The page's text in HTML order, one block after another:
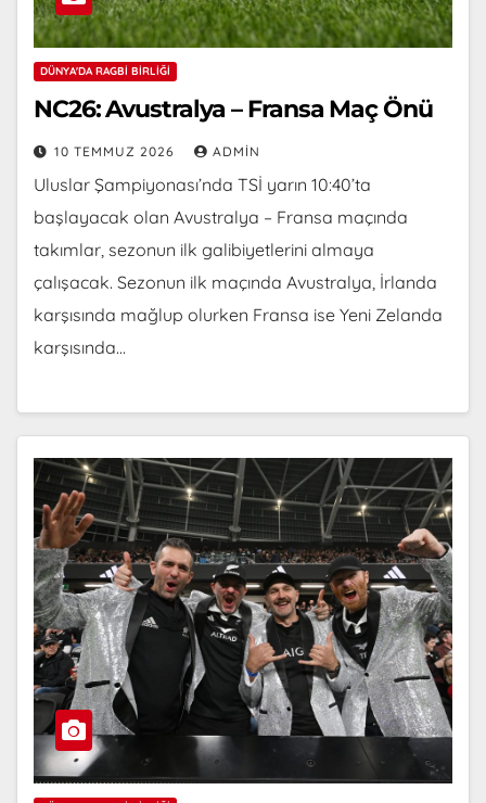
DÜNYA'DA RAGBI BIRLIĞI
NC26: Avustralya – Fransa Maç Önü
10 TEMMUZ 2026 ADMIN
Uluslar Şampiyonası’nda TSİ yarın 10:40’ta
başlayacak olan Avustralya – Fransa maçında
takımlar, sezonun ilk galibiyetlerini almaya
çalışacak. Sezonun ilk maçında Avustralya, İrlanda
karşısında mağlup olurken Fransa ise Yeni Zelanda
karşısında…